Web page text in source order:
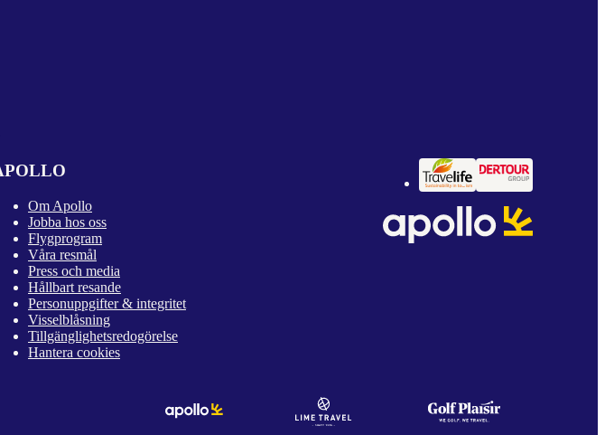
Om Apollo
Jobba hos oss
Flygprogram
Våra resmål
Press och media
Hållbart resande
Personuppgifter & integritet
Visselblåsning
Tillgänglighetsredogörelse
Hantera cookies